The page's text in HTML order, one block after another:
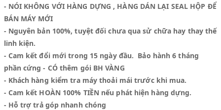
- NÓI KHÔNG VỚI HÀNG DỰNG , HÀNG DÁN LẠI SEAL HỘP ĐỂ
BÁN MÁY MỚI
- Nguyên bản 100%, tuyệt đối chưa qua sử chữa hay thay thế
linh kiện.
- Cam kết đổi mới trong 15 ngày đầu. Bảo hành 6 tháng
phần cứng - CÓ thêm gói BH VÀNG
- Khách hàng kiểm tra máy thoải mái trước khi mua.
- Cam kết HOÀN 100% TIỀN nếu phát hiện hàng dựng.
- Hỗ trợ trả góp nhanh chóng